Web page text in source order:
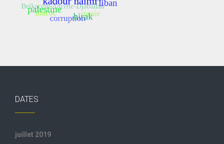
DATES
juillet 2019